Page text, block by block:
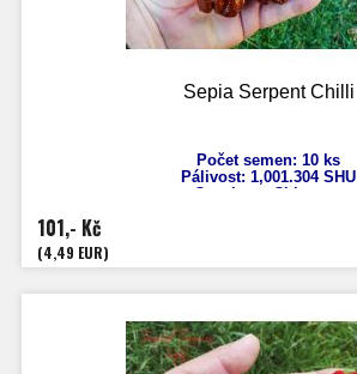
Sepia Serpent Chilli
Počet semen: 10 ks
Pálivost: 1,001.304SHU
Capsicum Chinense
101,- Kč
(4,49 EUR)